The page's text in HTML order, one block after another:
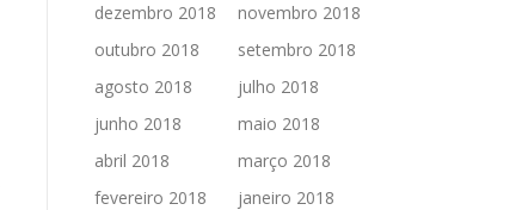
dezembro 2018
novembro 2018
outubro 2018
setembro 2018
agosto 2018
julho 2018
junho 2018
maio 2018
abril 2018
março 2018
fevereiro 2018
janeiro 2018